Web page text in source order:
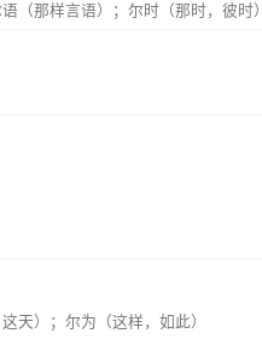
（那样言语）；尔时（那时，彼时）
天）；尔为（这样，如此）